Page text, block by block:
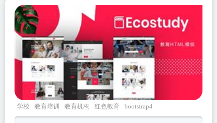
学校 教育培训 教育机构 红色教育 bootstrap4